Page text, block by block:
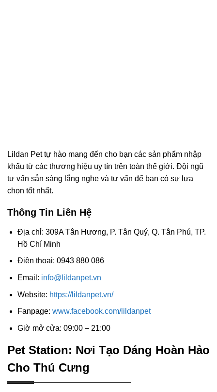
Lildan Pet tự hào mang đến cho bạn các sản phẩm nhập
khẩu từ các thương hiệu uy tín trên toàn thế giới. Đội ngũ
tư vấn sẵn sàng lắng nghe và tư vấn để bạn có sự lựa
chọn tốt nhất.
Thông Tin Liên Hệ
Địa chỉ: 309A Tân Hương, P. Tân Quý, Q. Tân Phú, TP.
Hồ Chí Minh
Điện thoại: 0943 880 086
Email: info@lildanpet.vn
Website: https://lildanpet.vn/
Fanpage: www.facebook.com/lildanpet
Giờ mở cửa: 09:00 – 21:00
Pet Station: Nơi Tạo Dáng Hoàn Hảo
Cho Thú Cưng